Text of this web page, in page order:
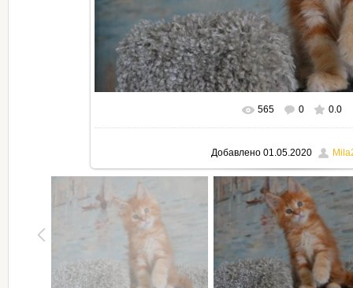
В реальном размере 795x530
565 0 0.0
Добавлено01.05.2020